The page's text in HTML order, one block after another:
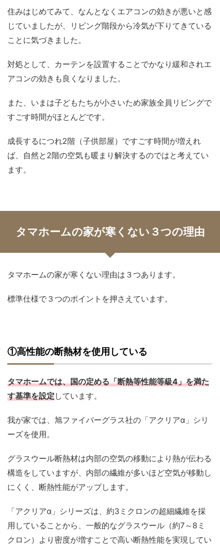
住みはじめてみて、なんとなくエアコンの効きが悪いと感
じていましたが、リビング階段から冷気が下りてきている
ことに気づきました。
対処として、カーテンを設置することでかなり緩和されエ
アコンの効きも良くなりました。
また、いまは子どもたちが小さいため家族全員リビングで
すごす時間がほとんどです。
成長するにつれ2階（子供部屋）ですごす時間が増えれ
ば、自然と2階の空気も暖まり解決するのではと考えてい
ます。
タマホームの家が寒くない３つの理由
タマホームの家が寒くない理由は３つあります。
標準仕様で３つのポイントを押さえています。
①高性能の断熱材を使用している
タマホームでは、国の定める「断熱等性能等級4」を満た
す基準を設定しています。
我が家では、旭ファイバーグラス社の「アクリアα」シリ
ーズを使用。
グラスウール断熱材は内部の空気の移動により熱が伝わる
構造をしていますが、内部の繊維が多いほど空気が移動し
にくく、断熱性能がアップします。
「アクリアα」シリーズは、約3ミクロンの超細繊維を採
用していることから、一般的なグラスウール（約7～8ミ
クロン）より密度が増すことで高い断熱性能を実現してい